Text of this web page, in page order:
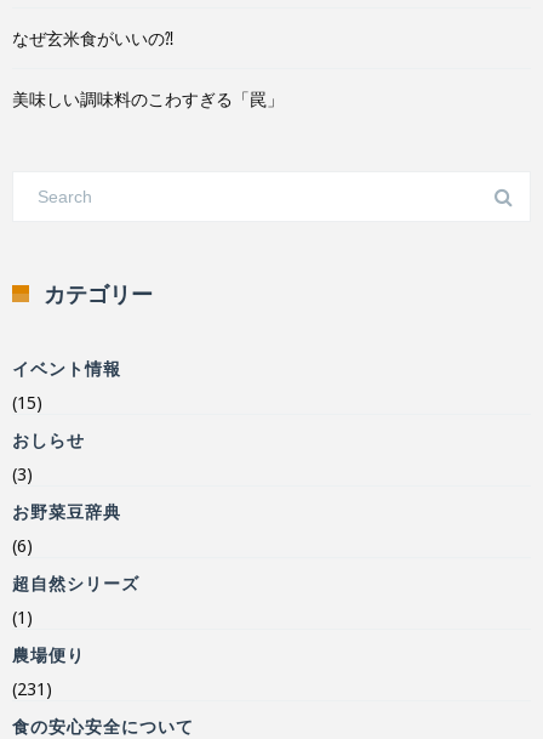
なぜ玄米食がいいの⁈
美味しい調味料のこわすぎる「罠」
カテゴリー
イベント情報
(15)
おしらせ
(3)
お野菜豆辞典
(6)
超自然シリーズ
(1)
農場便り
(231)
食の安心安全について